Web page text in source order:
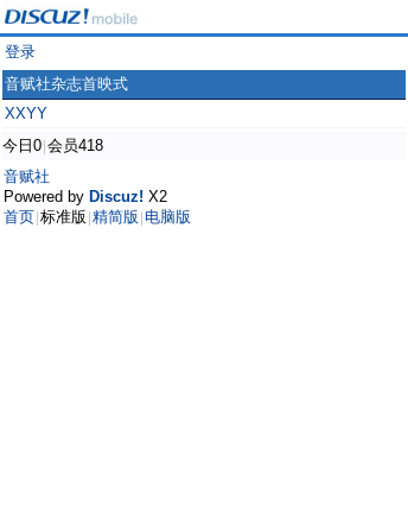
登录
音赋社杂志首映式
XXYY
今日0 会员418
音赋社
Powered by Discuz! X2
首页 标准版 精简版 电脑版